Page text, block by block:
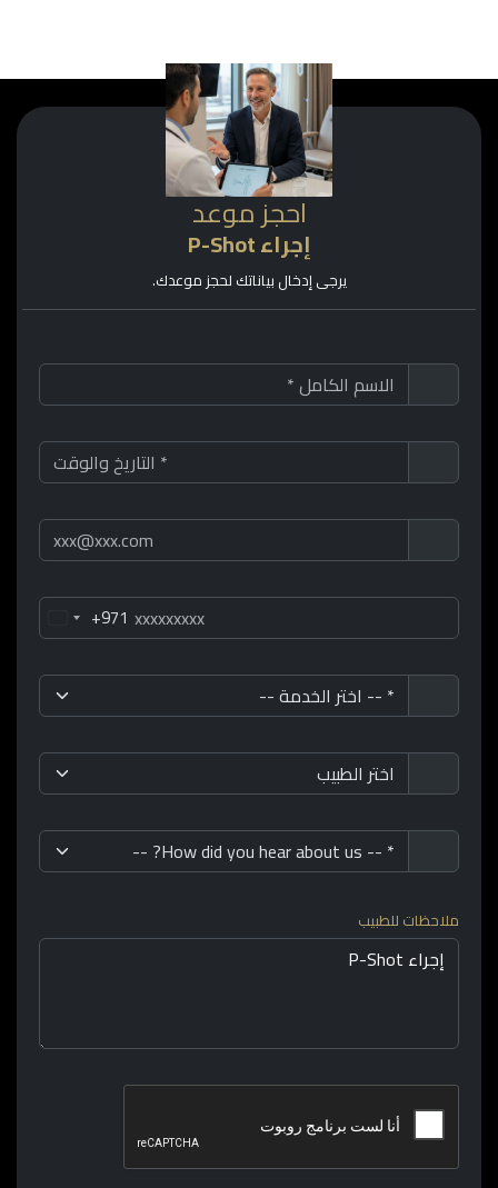
احجز موعد
إجراء P-Shot
يرجى إدخال بياناتك لحجز موعدك.
+971
ملاحظات للطبيب